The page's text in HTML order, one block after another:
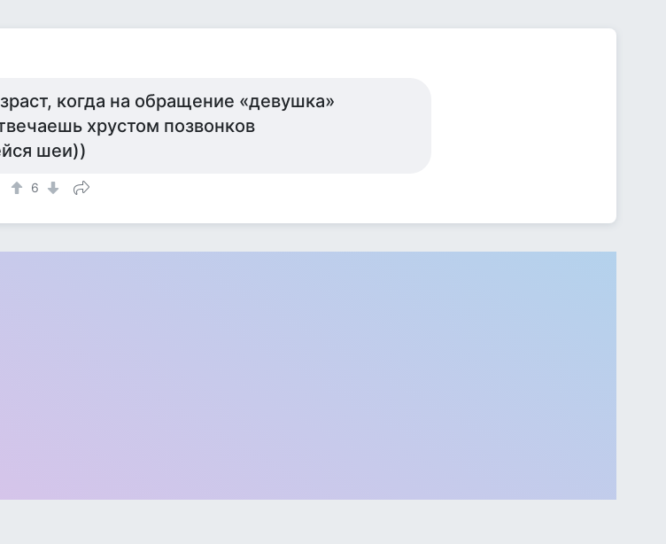
когда на обращение «девушка»
хрустом позвонков
шеи))
6